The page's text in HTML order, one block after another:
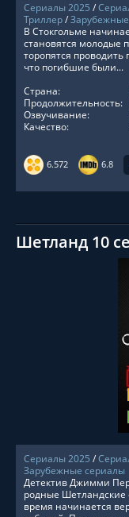
Сериалы 2025 /
Триллер/
6.572 6.8
В Стокгольме
становятся молодые
торопятся
что погибшие были...
Страна:
Продолжительность:
Озвучивание:
Качество:
Шетланд 10
Сериалы 2025 /
Зарубежные сериалы
Детектив Джимми
родные Шетландские
время начинается